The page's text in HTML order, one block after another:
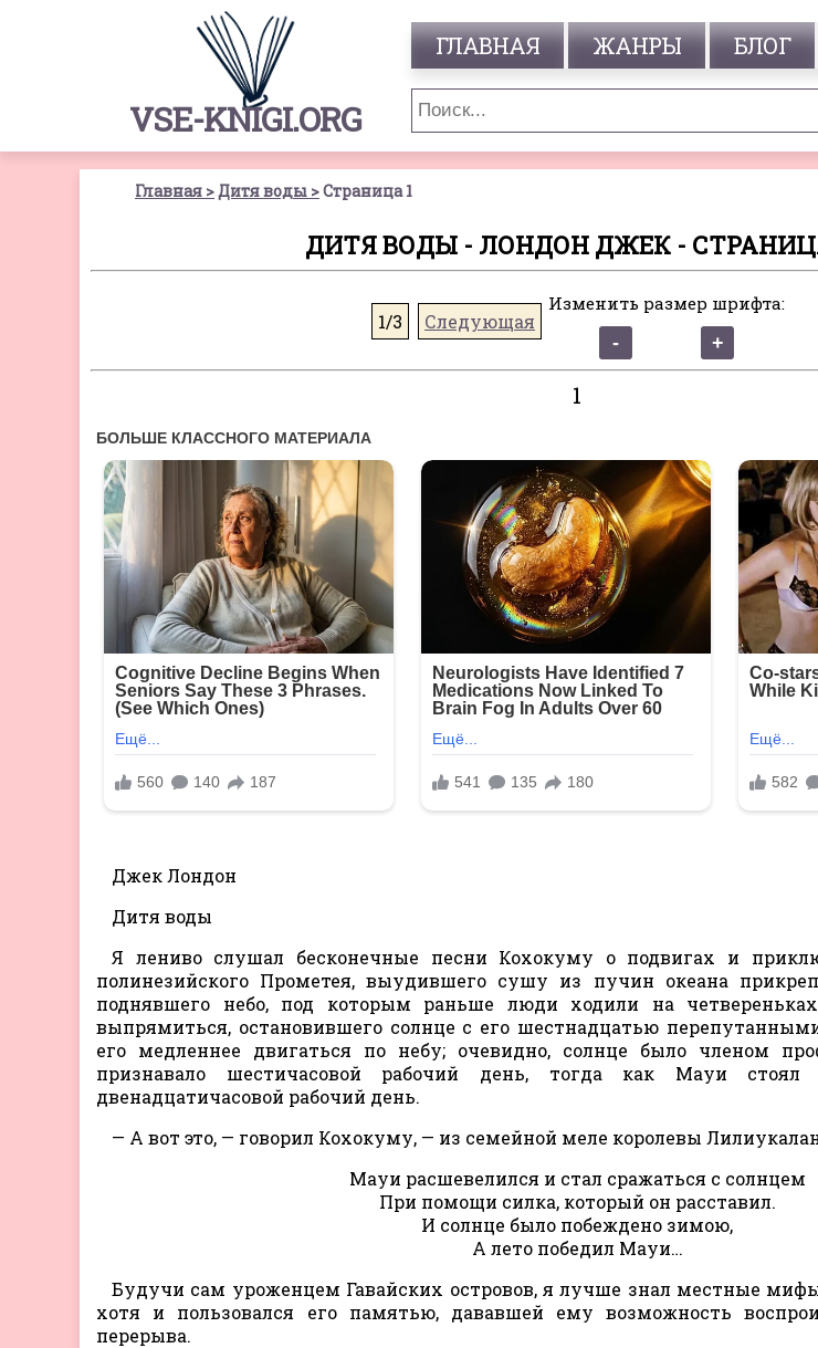
VSE-KNIGI.ORG
ГЛАВНАЯ ЖАНРЫ БЛОГ
Главная Дитя воды Страница 1
ДИТЯ ВОДЫ - ЛОНДОН ДЖЕК -
1/3 Следующая
Изменить размер шрифта:
1
Джек Лондон
Дитя воды
Я лениво слушал бесконечные песни Кохокуму о подвигах и
полинезийского Прометея, выудившего сушу из пучин океана
поднявшего небо, под которым раньше люди ходили на
выпрямиться, остановившего солнце с его шестнадцатью
его медленнее двигаться по небу; очевидно, солнце было членом
признавало шестичасовой рабочий день, тогда как Мауи
двенадцатичасовой рабочий день.
— А вот это, — говорил Кохокуму, — из семейной меле королевы
Мауи расшевелился и стал сражаться с солнцем
При помощи силка, который он расставил.
И солнце было побеждено зимою,
А лето победил Мауи…
Будучи сам уроженцем Гавайских островов, я лучше знал местные
хотя и пользовался его памятью, дававшей ему возможность
перерыва.